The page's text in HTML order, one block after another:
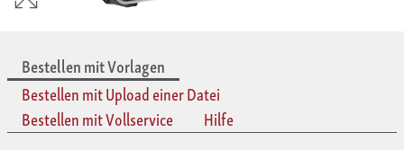
Bestellen mit Vorlagen
Bestellen mit Upload einer Datei
Bestellen mit Vollservice
Hilfe